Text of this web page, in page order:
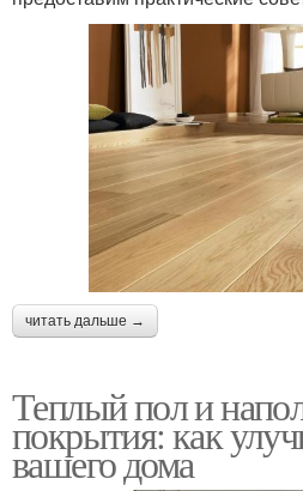
читать дальше →
Теплый пол и
покрытия: как
вашего дома